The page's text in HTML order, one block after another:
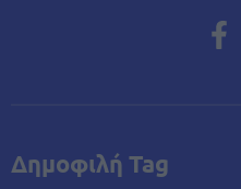
Δημοφιλή Tag